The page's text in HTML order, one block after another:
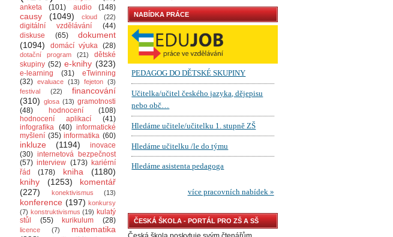
anketa
(101) audio (148)
causy (1049) cloud (22)
digitální vzdělávání
(44)
diskuse
(65)
dokument
(1094)
domácí výuka (28)
dotační program (21)
dětské
skupiny (52) e-knihy (323)
e-learning (31)
eTwinning
(32) evaluace (13) fejeton (3)
festival
(22)
financování
(310) glosa (13) gramotnosti
(48)
hodnocení
(108)
hodnocení aplikací
(41)
infografika (40) informatické
myšlení (35) informatika (60)
inkluze (1194)
inovace
(30) internetová bezpečnost
(57) interview (173) kariérní
řád
(178) kniha
(1180)
knihy
(1253)
komentář
(227)
konektivismus (13)
konference (197) konkursy
(7) konstruktivismus (19) kulatý
stůl
(55) kurikulum (28)
licence (7)
matematika
NABÍDKA PRÁCE
ČESKÁ ŠKOLA - PORTÁL PRO ZŠ A SŠ